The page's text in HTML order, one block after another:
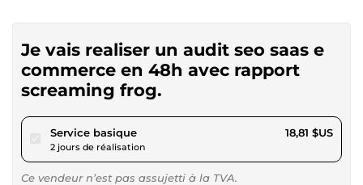
Je vais realiser un audit seo saas e
commerce en 48h avec rapport
screaming frog.
Service basiquepour 17,34 $US
2 jours de réalisation
18,81 $US
Ce vendeur n’est pas assujetti à la TVA.